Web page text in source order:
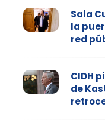
Sala
la
red
CIDH
de